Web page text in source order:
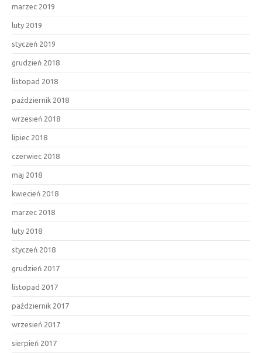
marzec 2019
luty 2019
styczeń 2019
grudzień 2018
listopad 2018
październik 2018
wrzesień 2018
lipiec 2018
czerwiec 2018
maj 2018
kwiecień 2018
marzec 2018
luty 2018
styczeń 2018
grudzień 2017
listopad 2017
październik 2017
wrzesień 2017
sierpień 2017